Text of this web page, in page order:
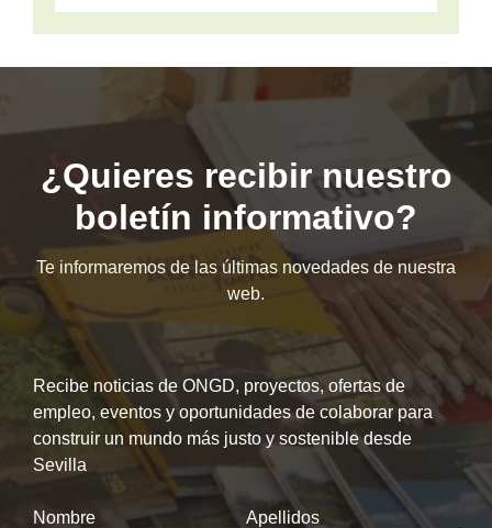
¿Quieres recibir nuestro
boletín informativo?
Te informaremos de las últimas novedades de nuestra
web.
Recibe noticias de ONGD, proyectos, ofertas de
empleo, eventos y oportunidades de colaborar para
construir un mundo más justo y sostenible desde
Sevilla
Nombre Apellidos